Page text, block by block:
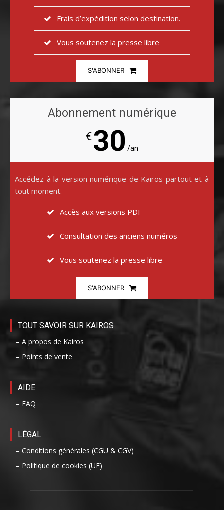
Frais d’expédition selon destination.
Vous soutenez la presse libre
S'ABONNER
Abonnement numérique
€30 /an
Accédez à la version numérique de Kairos partout et à
tout moment.
Accès aux versions PDF
Consultation des anciens numéros
Vous soutenez la presse libre
S'ABONNER
TOUT SAVOIR SUR KAIROS
– A propos de Kairos
– Points de vente
AIDE
– FAQ
LÉGAL
– Conditions générales (CGU & CGV)
– Politique de cookies (UE)